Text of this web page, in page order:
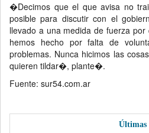
�Decimos que el que avisa no
posible para discutir con el
llevado a una medida de fuerza
hemos hecho por falta de
problemas. Nunca hicimos las
quieren tildar�, plante�.
Fuente: sur54.com.ar
Últimas